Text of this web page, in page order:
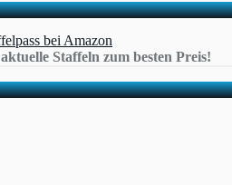
Staffeln zum besten Preis!